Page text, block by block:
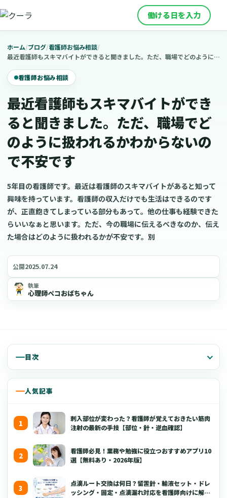
働ける日を入力
ホーム/ブログ/看護師お悩み相談/
最近看護師もスキマバイトができると聞きました。ただ、職場でどのように扱われるかわからないので不安です
看護師お悩み相談
最近看護師もスキマバイトができ
ると聞きました。ただ、職場でど
のように扱われるかわからないの
で不安です
5年目の看護師です。最近は看護師のスキマバイトがあると知って
興味を持っています。看護師の収入だけでも生活はできるのです
が、正直飽きてしまっている部分もあって。他の仕事も経験できた
らいいなぁと思います。ただ、今の職場に伝えるべきなのか、伝え
た場合はどのように扱われるかが不安です。別
公開2025.07.24
執筆
心理師ペコおばちゃん
目次
人気記事
刺入部位が変わった？看護師が覚えておきたい筋肉
注射の最新の手技【部位・針・逆血確認】
看護師必見！業務や勉強に役立つおすすめアプリ10
選【無料あり・2026年版】
点滴ルート交換は何日？留置針・輸液セット・ドレ
ッシング・固定・点滴漏れ対応を看護師向けに解説